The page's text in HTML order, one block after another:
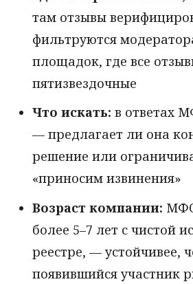
там отзывы
фильтруются
площадок, где все
пятизвездочные
Что искать: в ответах
— предлагает ли она
решение или
«приносим извинения»
Возраст компании:
более 5–7 лет с чистой
реестре, — устойчивее,
появившийся участник